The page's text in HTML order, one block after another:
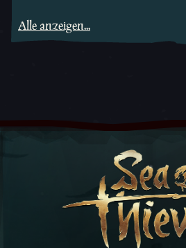
Alle anzeigen...